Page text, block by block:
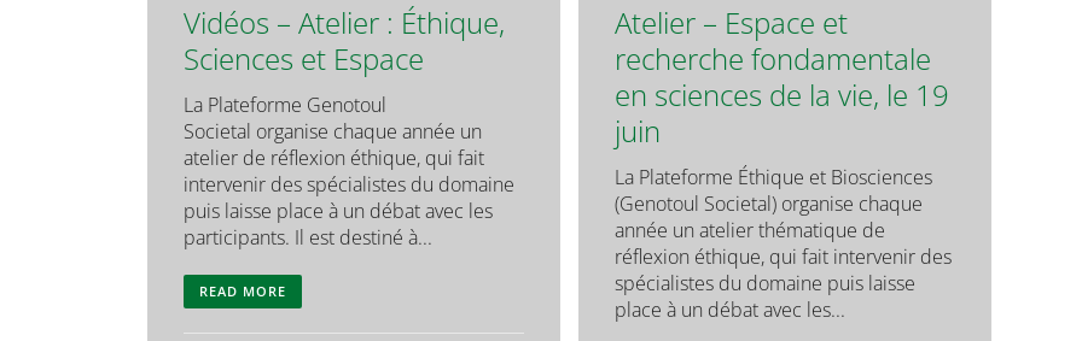
Vidéos – Atelier : Éthique,
Sciences et Espace
La Plateforme Genotoul
Societal organise chaque année un
atelier de réflexion éthique, qui fait
intervenir des spécialistes du domaine
puis laisse place à un débat avec les
participants. Il est destiné à...
READ MORE
Atelier – Espace et
recherche fondamentale
en sciences de la vie, le 19
juin
La Plateforme Éthique et Biosciences
(Genotoul Societal) organise chaque
année un atelier thématique de
réflexion éthique, qui fait intervenir des
spécialistes du domaine puis laisse
place à un débat avec les...